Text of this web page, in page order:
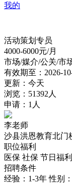
我的
活动策划专员
4000-6000元/月
市场/媒介/公关/市
有效期至：2026-
更新：今天
浏览：51392人
申请：1人
李老师
沙县洪恩教育北门
职位福利
医保 社保 节日福利
招聘条件
经验：1-3年 性别